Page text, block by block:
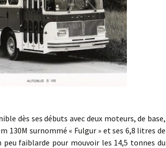
ses débuts avec deux moteurs, de base,
130M surnommé « Fulgur » et ses 6,8 litres de
peu faiblarde pour mouvoir les 14,5 tonnes du